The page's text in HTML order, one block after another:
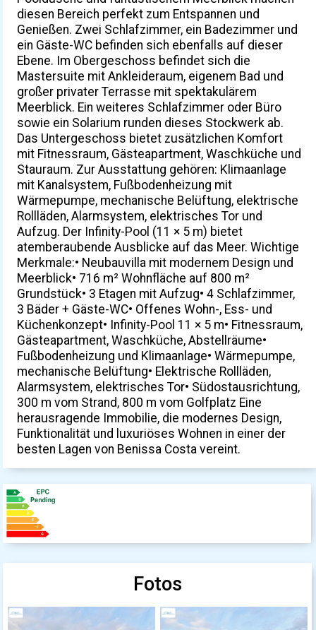
diesen Bereich perfekt zum Entspannen und
Genießen. Zwei Schlafzimmer, ein Badezimmer und
ein Gäste-WC befinden sich ebenfalls auf dieser
Ebene. Im Obergeschoss befindet sich die
Mastersuite mit Ankleideraum, eigenem Bad und
großer privater Terrasse mit spektakulärem
Meerblick. Ein weiteres Schlafzimmer oder Büro
sowie ein Solarium runden dieses Stockwerk ab.
Das Untergeschoss bietet zusätzlichen Komfort
mit Fitnessraum, Gästeapartment, Waschküche und
Stauraum. Zur Ausstattung gehören: Klimaanlage
mit Kanalsystem, Fußbodenheizung mit
Wärmepumpe, mechanische Belüftung, elektrische
Rollläden, Alarmsystem, elektrisches Tor und
Aufzug. Der Infinity-Pool (11 × 5 m) bietet
atemberaubende Ausblicke auf das Meer. Wichtige
Merkmale:• Neubauvilla mit modernem Design und
Meerblick• 716 m² Wohnfläche auf 800 m²
Grundstück• 3 Etagen mit Aufzug• 4 Schlafzimmer,
3 Bäder + Gäste-WC• Offenes Wohn-, Ess- und
Küchenkonzept• Infinity-Pool 11 × 5 m• Fitnessraum,
Gästeapartment, Waschküche, Abstellräume•
Fußbodenheizung und Klimaanlage• Wärmepumpe,
mechanische Belüftung• Elektrische Rollläden,
Alarmsystem, elektrisches Tor• Südostausrichtung,
300 m vom Strand, 800 m vom Golfplatz Eine
herausragende Immobilie, die modernes Design,
Funktionalität und luxuriöses Wohnen in einer der
besten Lagen von Benissa Costa vereint.
Fotos